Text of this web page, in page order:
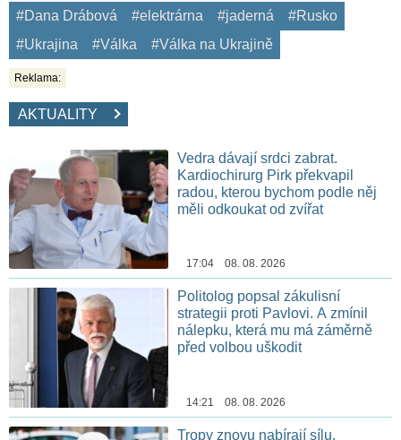
#Dana Drábová #elektrárna #jaderná
#Rusko
#Ukrajina
#Válka #Válka na Ukrajině
Reklama:
AKTUALITY
Vedra dávají srdci zabrat.
Kardiochirurg Pirk překvapil
radou, kterou bychom podle něj
měli odkoukat od zvířat
17:04 08. 08. 2026
Politolog popsal zákulisní
strategii proti Pavlovi. A zmínil
nálepku, která mu má záměrně
před volbou uškodit
14:21 08. 08. 2026
Tropy znovu nabírají sílu.